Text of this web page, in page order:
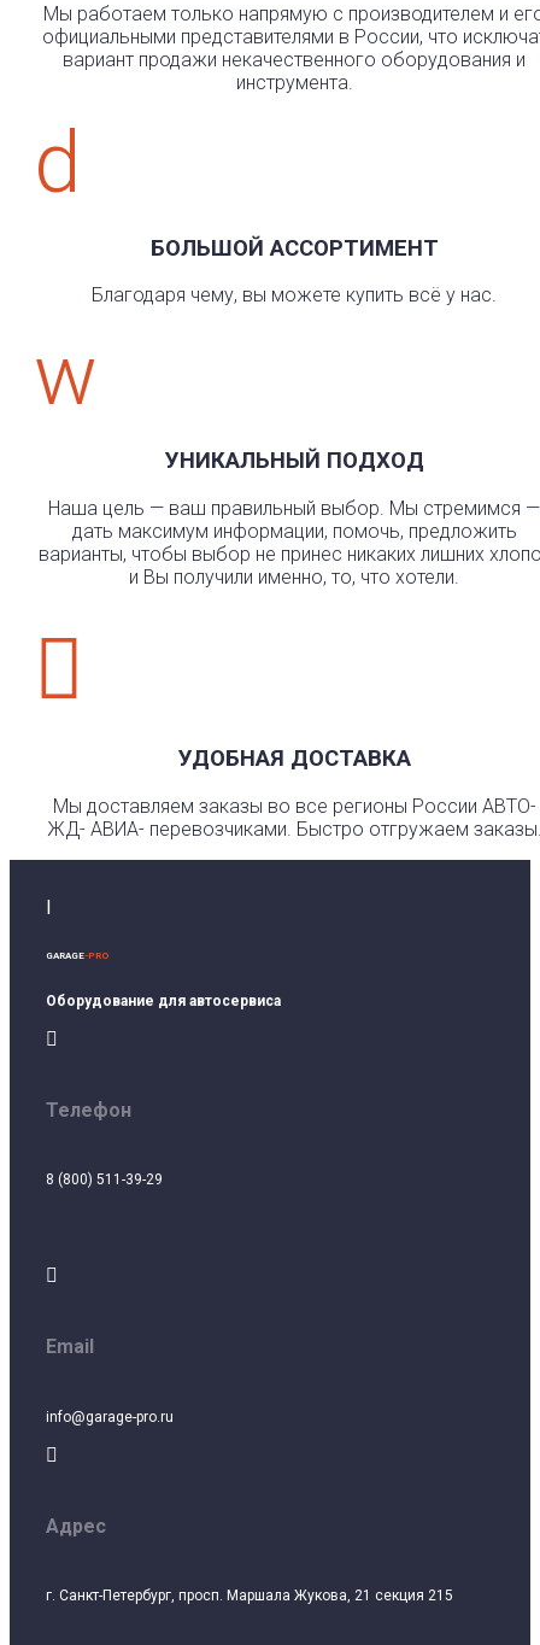
Мы работаем только напрямую с производителем и
официальными представителями в России, что
вариант продажи некачественного оборудования и
инструмента.
d
БОЛЬШОЙ АССОРТИМЕНТ
Благодаря чему, вы можете купить всё у нас.
w
УНИКАЛЬНЫЙ ПОДХОД
Наша цель — ваш правильный выбор. Мы стремимся —
дать максимум информации, помочь, предложить
варианты, чтобы выбор не принес никаких лишних
и Вы получили именно, то, что хотели.

УДОБНАЯ ДОСТАВКА
Мы доставляем заказы во все регионы России АВТО-
ЖД- АВИА- перевозчиками. Быстро отгружаем
I
GARAGE-PRO
Оборудование для автосервиса

Телефон
8 (800) 511-39-29

Email
info@garage-pro.ru

Адрес
г. Санкт-Петербург, просп. Маршала Жукова, 21 секция 215